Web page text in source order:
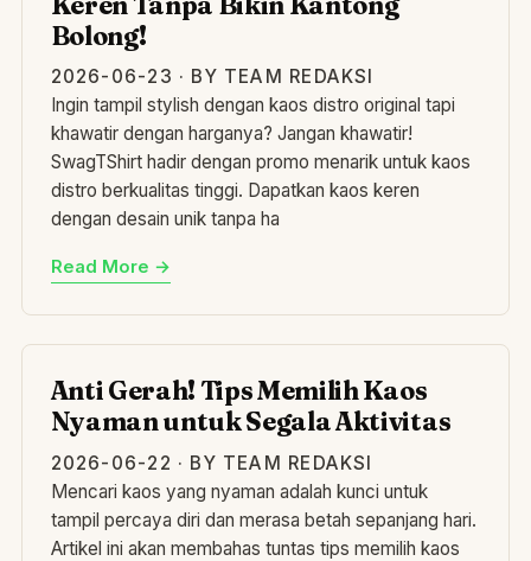
Bolong!
2026-06-23 · BY TEAM REDAKSI
Ingin tampil stylish dengan kaos distro original tapi
khawatir dengan harganya? Jangan khawatir!
SwagTShirt hadir dengan promo menarik untuk kaos
distro berkualitas tinggi. Dapatkan kaos keren
dengan desain unik tanpa ha
Read More →
AN
Anti Gerah! Tips Memilih Kaos
Nyaman untuk Segala Aktivitas
2026-06-22 · BY TEAM REDAKSI
Mencari kaos yang nyaman adalah kunci untuk
tampil percaya diri dan merasa betah sepanjang hari.
Artikel ini akan membahas tuntas tips memilih kaos